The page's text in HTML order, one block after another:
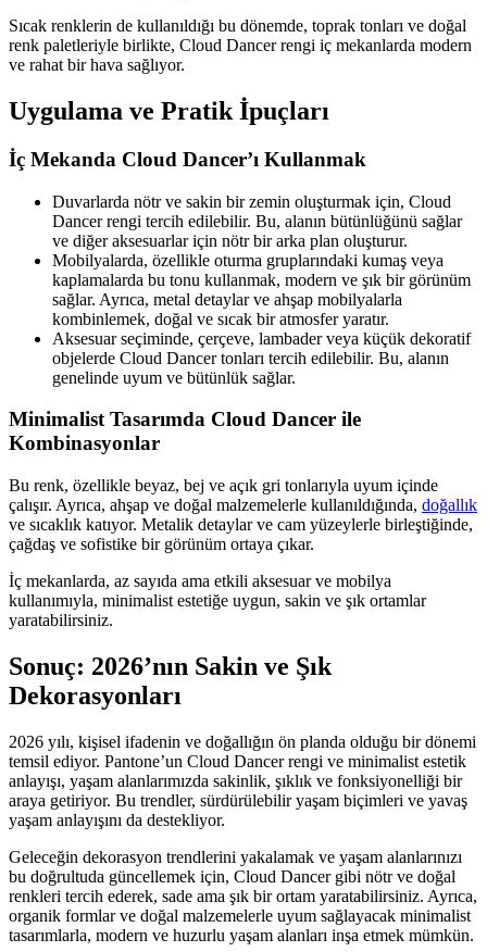
Sıcak renklerin de kullanıldığı bu dönemde, toprak tonları ve doğal
renk paletleriyle birlikte, Cloud Dancer rengi iç mekanlarda modern
ve rahat bir hava sağlıyor.
Uygulama ve Pratik İpuçları
İç Mekanda Cloud Dancer’ı Kullanmak
Duvarlarda nötr ve sakin bir zemin oluşturmak için, Cloud
Dancer rengi tercih edilebilir. Bu, alanın bütünlüğünü sağlar
ve diğer aksesuarlar için nötr bir arka plan oluşturur.
Mobilyalarda, özellikle oturma gruplarındaki kumaş veya
kaplamalarda bu tonu kullanmak, modern ve şık bir görünüm
sağlar. Ayrıca, metal detaylar ve ahşap mobilyalarla
kombinlemek, doğal ve sıcak bir atmosfer yaratır.
Aksesuar seçiminde, çerçeve, lambader veya küçük dekoratif
objelerde Cloud Dancer tonları tercih edilebilir. Bu, alanın
genelinde uyum ve bütünlük sağlar.
Minimalist Tasarımda Cloud Dancer ile
Kombinasyonlar
Bu renk, özellikle beyaz, bej ve açık gri tonlarıyla uyum içinde
çalışır. Ayrıca, ahşap ve doğal malzemelerle kullanıldığında, doğallık
ve sıcaklık katıyor. Metalik detaylar ve cam yüzeylerle birleştiğinde,
çağdaş ve sofistike bir görünüm ortaya çıkar.
İç mekanlarda, az sayıda ama etkili aksesuar ve mobilya
kullanımıyla, minimalist estetiğe uygun, sakin ve şık ortamlar
yaratabilirsiniz.
Sonuç: 2026’nın Sakin ve Şık
Dekorasyonları
2026 yılı, kişisel ifadenin ve doğallığın ön planda olduğu bir dönemi
temsil ediyor. Pantone’un Cloud Dancer rengi ve minimalist estetik
anlayışı, yaşam alanlarımızda sakinlik, şıklık ve fonksiyonelliği bir
araya getiriyor. Bu trendler, sürdürülebilir yaşam biçimleri ve yavaş
yaşam anlayışını da destekliyor.
Geleceğin dekorasyon trendlerini yakalamak ve yaşam alanlarınızı
bu doğrultuda güncellemek için, Cloud Dancer gibi nötr ve doğal
renkleri tercih ederek, sade ama şık bir ortam yaratabilirsiniz. Ayrıca,
organik formlar ve doğal malzemelerle uyum sağlayacak minimalist
tasarımlarla, modern ve huzurlu yaşam alanları inşa etmek mümkün.